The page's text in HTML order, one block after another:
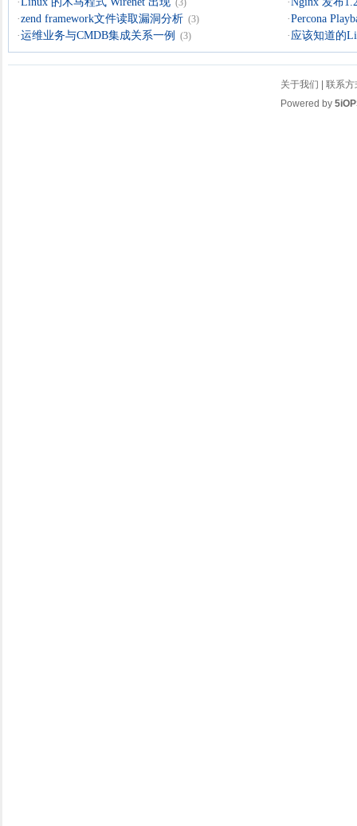
(3)
·zend framework文件读取漏洞分析 (3) ·Percona
·运维业务与CMDB集成关系一例 (3) · 应该知道的
关于我们
联系方
Powered by